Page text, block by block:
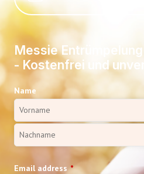
Messie Entrümpelung
- Kostenfrei und
Name
Email address *